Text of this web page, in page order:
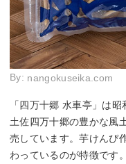
By: nangokuseika.com
「四万十郷 水車亭」は
土佐四万十郷の豊かな風
売しています。芋けんぴ
わっているのが特徴です。